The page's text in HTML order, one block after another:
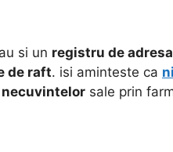
si un registru de
de raft. isi aminteste ca
necuvintelor sale prin